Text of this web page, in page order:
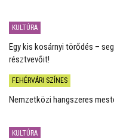
KULTÚRA
Egy kis kosárnyi törődés –
résztvevőit!
FEHÉRVÁRI SZÍNES
Nemzetközi hangszeres
KULTÚRA